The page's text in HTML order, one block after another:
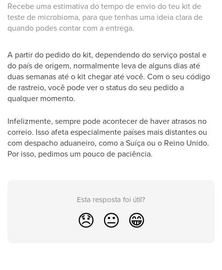
Recebe uma estimativa do tempo de envio do teu kit de
teste de microbioma, para que tenhas uma ideia clara de
quando podes contar com a entrega.
A partir do pedido do kit, dependendo do serviço postal e
do país de origem, normalmente leva de alguns dias até
duas semanas até o kit chegar até você. Com o seu código
de rastreio, você pode ver o status do seu pedido a
qualquer momento.
Infelizmente, sempre pode acontecer de haver atrasos no
correio. Isso afeta especialmente países mais distantes ou
com despacho aduaneiro, como a Suíça ou o Reino Unido.
Por isso, pedimos um pouco de paciência.
Esta resposta foi útil?
😞 😐 😁